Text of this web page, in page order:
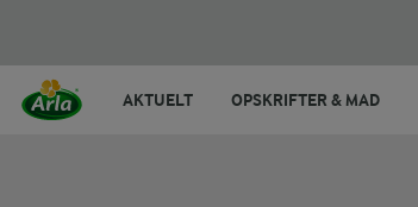
AKTUELT OPSKRIFTER & MAD